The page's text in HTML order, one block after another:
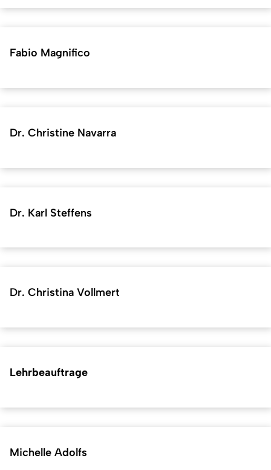
Fabio Magnifico
Dr. Christine Navarra
Dr. Karl Steffens
Dr. Christina Vollmert
Lehrbeauftrage
Michelle Adolfs